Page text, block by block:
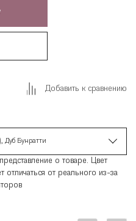
Добавить к сравнению
Дуб Бунратти
о товаре. Цвет
от реального из-за